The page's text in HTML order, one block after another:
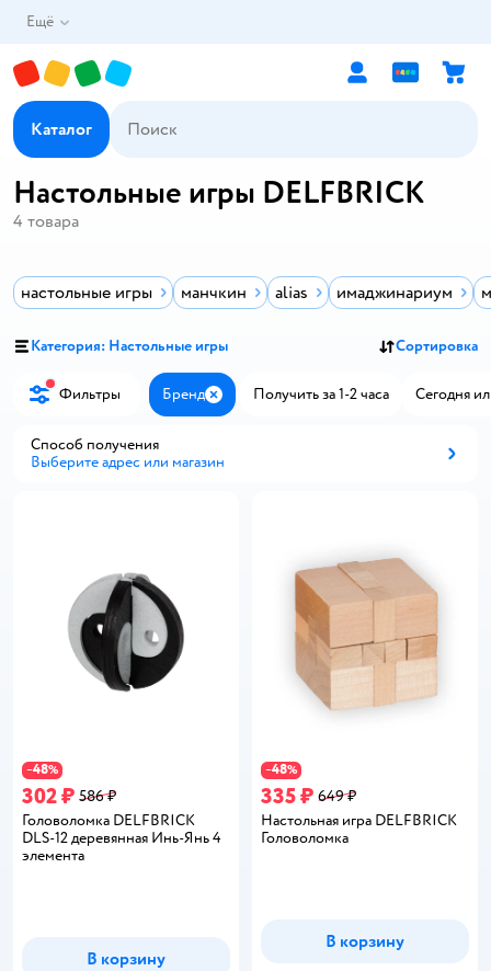
Ещё
Каталог
Настольные игры DELFBRICK
4 товара
настольные игры манчкин alias имаджинариум
Категория: Настольные игры Сортировка
Фильтры Бренд ЗакрытьПолучить за 1-2 часа Сегодня
Способ получения
Выберите адрес или магазин
−48%
302 ₽ 586 ₽
Головоломка DELFBRICK
DLS-12 деревянная Инь-Янь‎ 4
элемента
В корзину
−48%
335 ₽ 649 ₽
Настольная игра DELFBRICK
Головоломка
В корзину